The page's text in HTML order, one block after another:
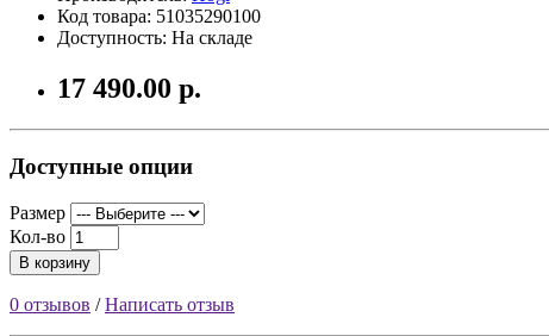
Код товара: 51035290100
Доступность: На складе
17 490.00 р.
Доступные опции
Размер
Кол-во
В корзину
0 отзывов /Написать отзыв